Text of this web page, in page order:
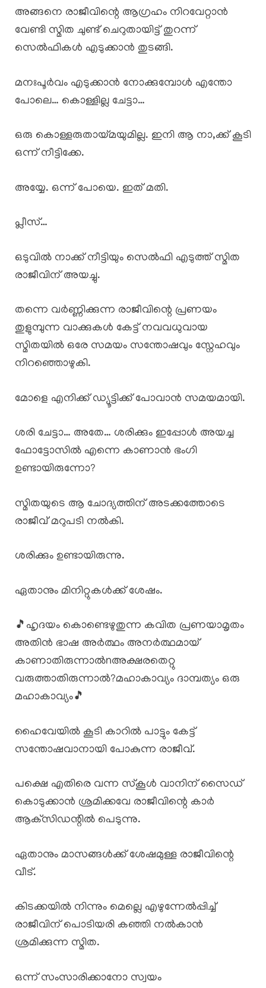
അങ്ങനെ രാജീവിന്റെ ആഗ്രഹം നിറവേറ്റാൻ
വേണ്ടി സ്മിത ചുണ്ട് ചെറുതായിട്ട് തുറന്ന്
സെൽഫികൾ എടുക്കാൻ തുടങ്ങി.
മനഃപൂർവം എടുക്കാൻ നോക്കുമ്പോൾ എന്തോ
പോലെ… കൊള്ളില്ല ചേട്ടാ…
ഒരു കൊള്ളരുതായ്മയുമില്ല. ഇനി ആ നാ,ക്ക് കൂടി
ഒന്ന് നീട്ടിക്കേ.
അയ്യേ. ഒന്ന് പോയെ. ഇത് മതി.
പ്ലീസ്…
ഒടുവിൽ നാക്ക് നീട്ടിയും സെൽഫി എടുത്ത് സ്മിത
രാജീവിന് അയച്ചു.
തന്നെ വർണ്ണിക്കുന്ന രാജീവിന്റെ പ്രണയം
തുളുമ്പുന്ന വാക്കുകൾ കേട്ട് നവവധുവായ
സ്മിതയിൽ ഒരേ സമയം സന്തോഷവും സ്നേഹവും
നിറഞ്ഞൊഴുകി.
മോളെ എനിക്ക് ഡ്യൂട്ടിക്ക് പോവാൻ സമയമായി.
ശരി ചേട്ടാ… അതേ… ശരിക്കും ഇപ്പോൾ അയച്ച
ഫോട്ടോസിൽ എന്നെ കാണാൻ ഭംഗി
ഉണ്ടായിരുന്നോ?
സ്മിതയുടെ ആ ചോദ്യത്തിന് അടക്കത്തോടെ
രാജീവ് മറുപടി നൽകി.
ശരിക്കും ഉണ്ടായിരുന്നു.
ഏതാനും മിനിറ്റുകൾക്ക് ശേഷം.
🎵ഹൃദയം കൊണ്ടെഴുതുന്ന കവിത പ്രണയാമൃതം
അതിൻ ഭാഷ അർത്ഥം അനർത്ഥമായ്
കാണാതിരുന്നാൽnഅക്ഷരതെറ്റു
വരുത്താതിരുന്നാൽ?മഹാകാവ്യം ദാമ്പത്യം ഒരു
മഹാകാവ്യം🎵
ഹൈവേയിൽ കൂടി കാറിൽ പാട്ടും കേട്ട്
സന്തോഷവാനായി പോകുന്ന രാജീവ്.
പക്ഷെ എതിരെ വന്ന സ്കൂൾ വാനിന് സൈഡ്
കൊടുക്കാൻ ശ്രമിക്കവേ രാജീവിന്റെ കാർ
ആക്‌സിഡന്റിൽ പെടുന്നു.
ഏതാനും മാസങ്ങൾക്ക് ശേഷമുള്ള രാജീവിന്റെ
വീട്.
കിടക്കയിൽ നിന്നും മെല്ലെ എഴുന്നേൽപ്പിച്ച്
രാജീവിന് പൊടിയരി കഞ്ഞി നൽകാൻ
ശ്രമിക്കുന്ന സ്മിത.
ഒന്ന് സംസാരിക്കാനോ സ്വയം